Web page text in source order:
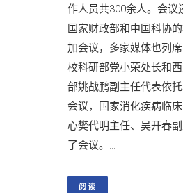
作人员共300余人。会议
国家财政部和中国科协
加会议，多家媒体也列
校科研部党小荣处长和
部姚战鹏副主任代表依
会议，国家消化疾病临
心樊代明主任、吴开春
了会议。...
阅读